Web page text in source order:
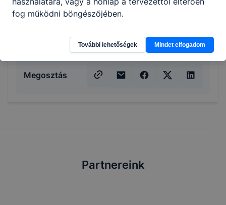
Megosztás
Partnereink
fog működni böngészőjében.
További lehetőségek Mindet elfogadom